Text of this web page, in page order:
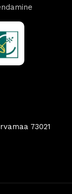
73021